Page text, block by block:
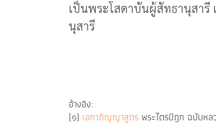
เป็นพระโสดาบันผู้สัทธานุสา
นุสารี
อ้างอิง:
(๑) เอกาภิญญาสูตร พระไตรปิฎก ฉบับห